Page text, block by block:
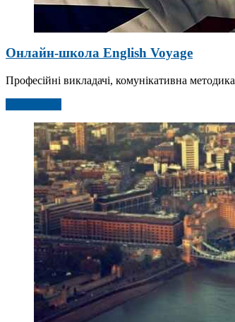
Онлайн-школа English Voyage
Професійні викладачі, комунікативна методика